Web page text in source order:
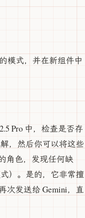
模式，并在新组件中
Pro 中，检查是否存
，然后你可以将这些
角色，发现任何缺
）。是的，它非常擅
次发送给 Gemini，直